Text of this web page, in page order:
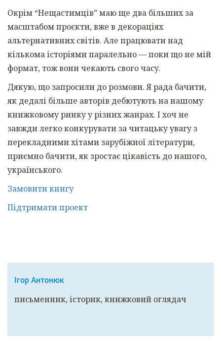
Окрім “Нещастимців” маю ще два більших за
масштабом проєкти, вже в декораціях
альтернативних світів. Але працювати над
кількома історіями паралельно — поки що не мій
формат, тож вони чекають свого часу.
Дякую, що запросили до розмови. Я рада бачити,
як дедалі більше авторів дебютують на нашому
книжковому ринку у різних жанрах. І хоч не
завжди легко конкурувати за читацьку увагу з
перекладними хітами зарубіжної літератури,
приємно бачити, як зростає цікавість до нашого,
українського.
Замовити книгу
Підтримати проект
Ігор Антонюк
письменник, історик, книжковий оглядач